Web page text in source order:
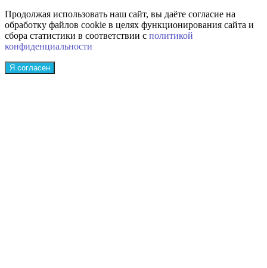
Продолжая использовать наш сайт, вы даёте согласие на
обработку файлов cookie в целях функционирования сайта и
сбора статистики в соответствии с политикой
конфиденциальности
Я согласен